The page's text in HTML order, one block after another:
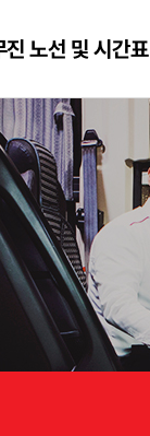
진 노선 및 시간표